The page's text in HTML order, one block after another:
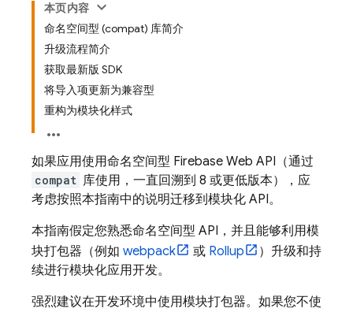
本页内容
命名空间型 (compat) 库简介
升级流程简介
获取最新版 SDK
将导入项更新为兼容型
重构为模块化样式
如果应用使用命名空间型 Firebase Web API（通过
compat 库使用，一直回溯到 8 或更低版本），应
考虑按照本指南中的说明迁移到模块化 API。
本指南假定您熟悉命名空间型 API，并且能够利用模
块打包器（例如 webpack 或 Rollup
）升级和持
续进行模块化应用开发。
强烈建议在开发环境中使用模块打包器。如果您不使